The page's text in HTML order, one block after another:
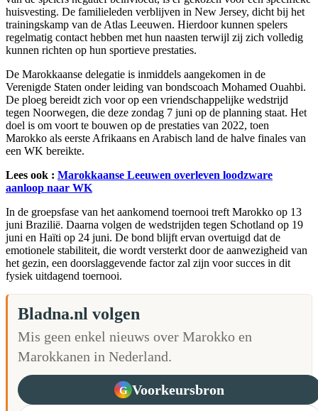
huisvesting. De familieleden verblijven in New Jersey, dicht bij het
trainingskamp van de Atlas Leeuwen. Hierdoor kunnen spelers
regelmatig contact hebben met hun naasten terwijl zij zich volledig
kunnen richten op hun sportieve prestaties.
De Marokkaanse delegatie is inmiddels aangekomen in de
Verenigde Staten onder leiding van bondscoach Mohamed Ouahbi.
De ploeg bereidt zich voor op een vriendschappelijke wedstrijd
tegen Noorwegen, die deze zondag 7 juni op de planning staat. Het
doel is om voort te bouwen op de prestaties van 2022, toen
Marokko als eerste Afrikaans en Arabisch land de halve finales van
een WK bereikte.
Lees ook : Marokkaanse Leeuwen overleven loodzware
aanloop naar WK
In de groepsfase van het aankomend toernooi treft Marokko op 13
juni Brazilië. Daarna volgen de wedstrijden tegen Schotland op 19
juni en Haïti op 24 juni. De bond blijft ervan overtuigd dat de
emotionele stabiliteit, die wordt versterkt door de aanwezigheid van
het gezin, een doorslaggevende factor zal zijn voor succes in dit
fysiek uitdagend toernooi.
Bladna.nl volgen
Mis geen enkel nieuws over Marokko en
Marokkanen in Nederland.
G Voorkeursbron